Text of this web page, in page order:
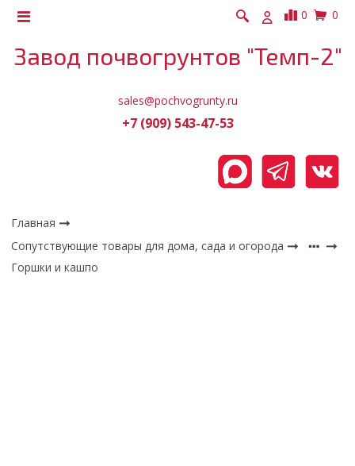
0 0
Завод почвогрунтов "Темп-2"
sales@pochvogrunty.ru
+7 (909) 543-47-53
Главная
Сопутствующие товары для дома, сада и огорода
Горшки и кашпо